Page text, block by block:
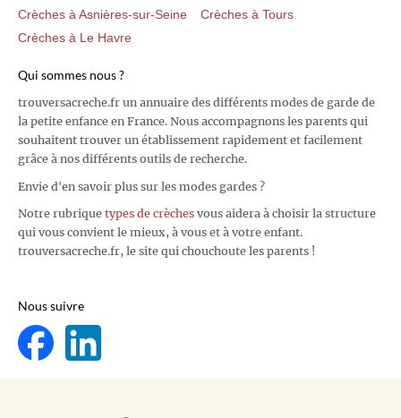
Crèches à Asnières-sur-Seine
Crèches à Tours
Crèches à Le Havre
Qui sommes nous ?
trouversacreche.fr un annuaire des différents modes de garde de
la petite enfance en France. Nous accompagnons les parents qui
souhaitent trouver un établissement rapidement et facilement
grâce à nos différents outils de recherche.
Envie d'en savoir plus sur les modes gardes ?
Notre rubrique types de crèches vous aidera à choisir la structure
qui vous convient le mieux, à vous et à votre enfant.
trouversacreche.fr, le site qui chouchoute les parents !
Nous suivre